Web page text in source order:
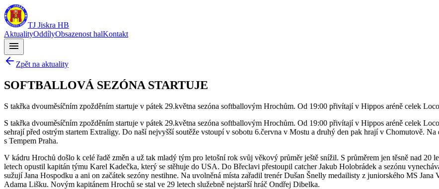
TJ Jiskra HB
AktualityOddílyObsazenost halKontakt
menu
Zpět na aktuality
SOFTBALLOVÁ SEZÓNA STARTUJE
S takřka dvouměsíčním zpožděním startuje v pátek 29.května sezóna softballovým Hrochům. Od 19:00 přivítají v Hippos aréně celek
S takřka dvouměsíčním zpožděním startuje v pátek 29.května sezóna softballovým Hrochům. Od 19:00 přivítají v Hippos aréně celek
sehrají před ostrým startem Extraligy. Do naší nejvyšší soutěže vstoupí v sobotu 6.června v Mostu a druhý den pak hrají v Chomutově.
s Tempem Praha.
V kádru Hrochů došlo k celé řadě změn a už tak mladý tým pro letošní rok svůj věkový průměr ještě snížil. S průměrem jen těsně nad
letech opustil kapitán týmu Karel Kadečka, který se stěhuje do USA. Do Břeclavi přestoupil catcher Jakub Holobrádek a sezónu
sužují Jana Hospodku a ani on začátek sezóny nestihne. Na uvolněná místa zařadil trenér Dušan Šnelly medailisty z juniorského MS
Adama Lišku. Novým kapitánem Hrochů se stal ve 29 letech služebně nejstarší hráč Ondřej Dibelka.